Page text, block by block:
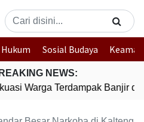
Hukum Sosial Budaya
NEWS:
Warga Terdampak Banjir di